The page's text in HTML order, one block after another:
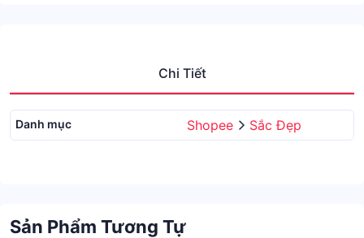
Chi Tiết
Danh mục Shopee Sắc Đẹp
Sản Phẩm Tương Tự